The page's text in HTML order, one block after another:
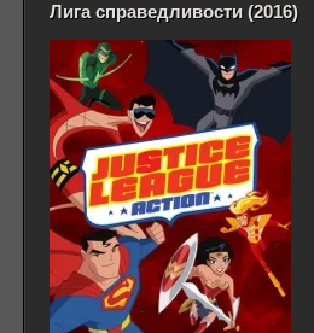
Лига справедливости (2016)